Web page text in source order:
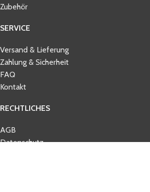
Zubehör
SERVICE
Versand & Lieferung
Zahlung & Sicherheit
FAQ
Kontakt
RECHTLICHES
AGB
Datenschutz